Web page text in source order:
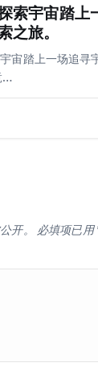
索宇宙踏上
之旅。
宇宙踏上一场追寻
…
开。 必填项已用